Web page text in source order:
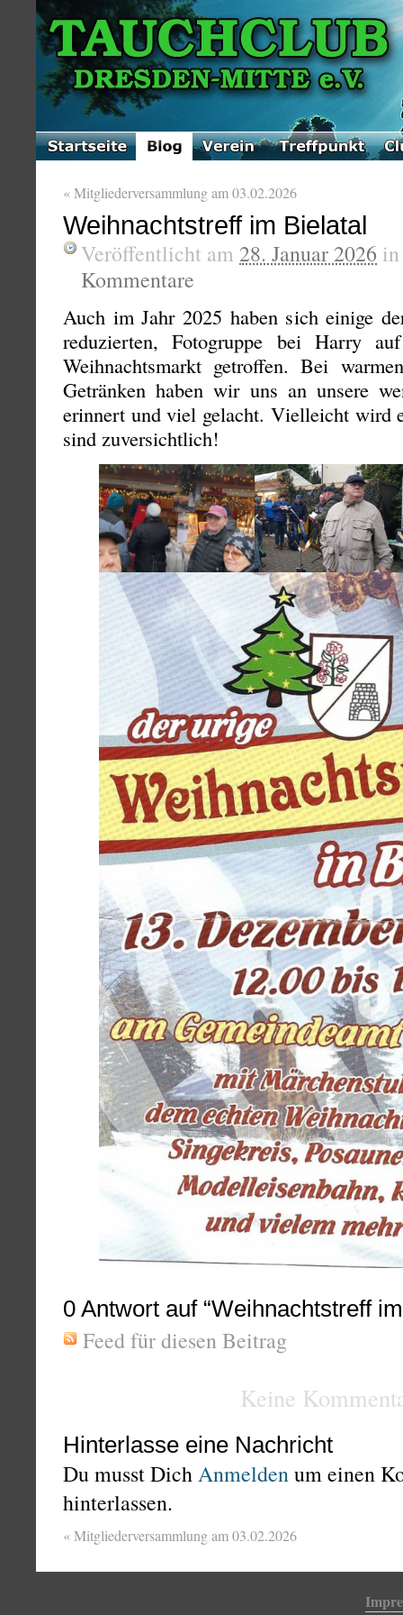
«Mitgliederversammlung am 03.02.2026
Weihnachtstreff im Bielatal
Veröffentlicht am 28. Januar 2026
Kommentare
Auch im Jahr 2025 haben sich einige
reduzierten, Fotogruppe bei Harry
Weihnachtsmarkt getroffen. Bei
Getränken haben wir uns an unsere
erinnert und viel gelacht. Vielleicht wird
sind zuversichtlich!
0 Antwort auf “Weihnachtstreff
Feed für diesen Beitrag
Keine
Hinterlasse eine Nachricht
Du musst DichAnmeldenum einen
hinterlassen.
«Mitgliederversammlung am 03.02.2026